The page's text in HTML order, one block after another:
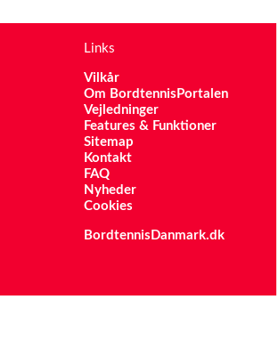
Links
Vilkår
Om BordtennisPortalen
Vejledninger
Features & Funktioner
Sitemap
Kontakt
FAQ
Nyheder
Cookies
BordtennisDanmark.dk